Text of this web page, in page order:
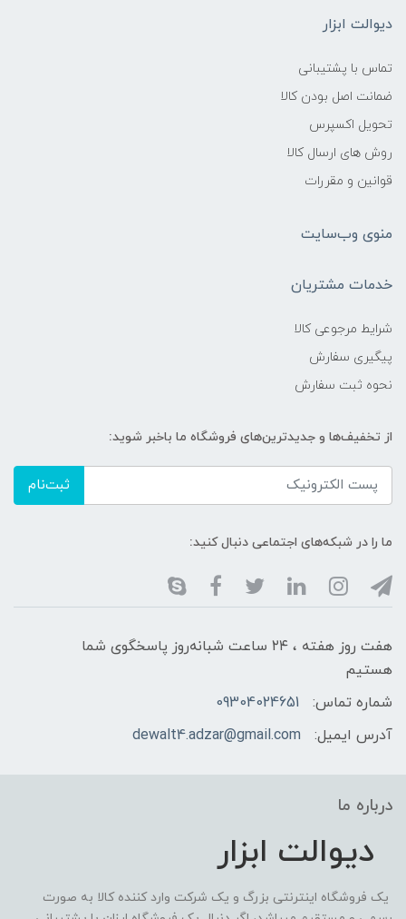
دیوالت ابزار
تماس با پشتیبانی
ضمانت اصل بودن کالا
تحویل اکسپرس
روش های ارسال کالا
قوانین و مقررات
منوی وب‌سایت
خدمات مشتریان
شرایط مرجوعی کالا
پیگیری سفارش
نحوه ثبت سفارش
از تخفیف‌ها و جدیدترین‌های فروشگاه ما باخبر شوید:
ثبت‌نام
ما را در شبکه‌های اجتماعی دنبال کنید:
هفت روز هفته ، ۲۴ ساعت شبانه‌روز پاسخگوی شما
هستیم
شماره تماس:
09304024651
آدرس ایمیل:
dewalt4.adzar@gmail.com
درباره ما
دیوالت ابزار
یک فروشگاه اینترنتی بزرگ و یک شرکت وارد کننده کالا به صورت